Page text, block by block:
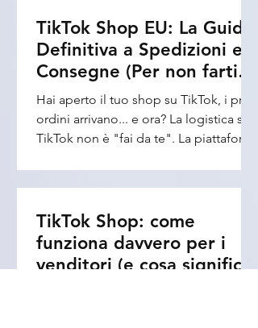
月1日 正式生效。 三、欧盟为什么突然
改革？ 欧盟官方明确指出： 当前跨境
电商体系存在： 1. 大规模低报价格
30欧 报关： 5欧 2. 人为拆单（Artificial
Splitt
regole ferree per garantire che i clienti
ricevano un’esperienza d’acquisto
eccellente e trasparente. In questo
articolo analizzeremo i punti chiave
della policy che ogni venditore deve
conoscere per evitare penali e scalare
il proprio business. 1. Gestione d
TikTok Shop EU: La Guida
Definitiva a Spedizioni e
Consegne (Per non farti
bannare!)
Hai aperto il tuo shop su TikTok, i primi
ordini arrivano... e ora? La logistica su
TikTok non è "fai da te". La piattaforma
vuoi scalare le vendite senza incappare
in penali o chiusure improvvise, ecco
tutto quello che devi sapere sulla
Shipping Policy di TikTok Shop EU. 📦
TikTok Shop: come
funziona davvero per i
venditori (e cosa significa